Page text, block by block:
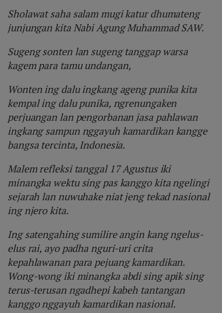
Sholawat saha salam mugi katur dhumateng
junjungan kita Nabi Agung Muhammad SAW.
Sugeng sonten lan sugeng tanggap warsa
kagem para tamu undangan,
Wonten ing dalu ingkang ageng punika kita
kempal ing dalu punika, ngrenungaken
perjuangan lan pengorbanan jasa pahlawan
ingkang sampun nggayuh kamardikan kangge
bangsa tercinta, Indonesia.
Malem refleksi tanggal 17 Agustus iki
minangka wektu sing pas kanggo kita ngelingi
sejarah lan nuwuhake niat jeng tekad nasional
ing njero kita.
Ing satengahing sumilire angin kang ngelus-
elus rai, ayo padha nguri-uri crita
kepahlawanan para pejuang kamardikan.
Wong-wong iki minangka abdi sing apik sing
terus-terusan ngadhepi kabeh tantangan
kanggo nggayuh kamardikan nasional.